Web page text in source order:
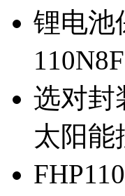
锂电池
选对封
太阳能